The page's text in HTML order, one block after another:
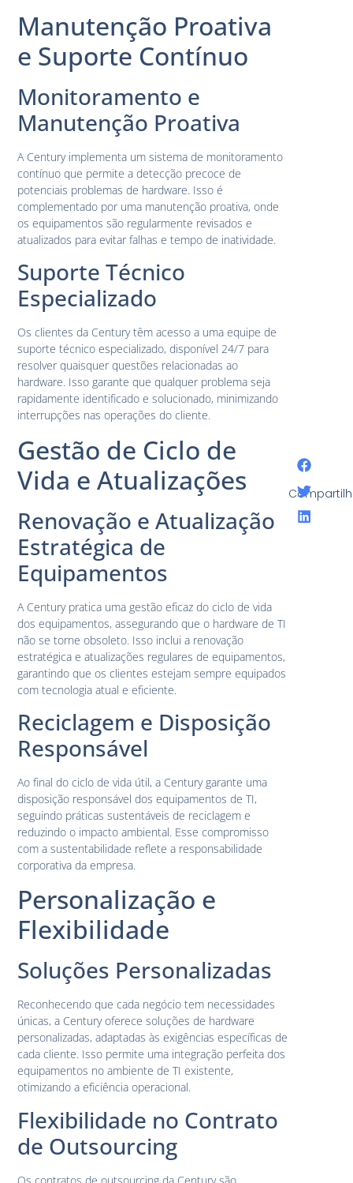
Manutenção Proativa
e Suporte Contínuo
Monitoramento e
Manutenção Proativa
A Century implementa um sistema de monitoramento
contínuo que permite a detecção precoce de
potenciais problemas de hardware. Isso é
complementado por uma manutenção proativa, onde
os equipamentos são regularmente revisados e
atualizados para evitar falhas e tempo de inatividade.
Suporte Técnico
Especializado
Os clientes da Century têm acesso a uma equipe de
suporte técnico especializado, disponível 24/7 para
resolver quaisquer questões relacionadas ao
hardware. Isso garante que qualquer problema seja
rapidamente identificado e solucionado, minimizando
interrupções nas operações do cliente.
Gestão de Ciclo de
Vida e Atualizações
Renovação e Atualização
Estratégica de
Equipamentos
A Century pratica uma gestão eficaz do ciclo de vida
dos equipamentos, assegurando que o hardware de TI
não se torne obsoleto. Isso inclui a renovação
estratégica e atualizações regulares de equipamentos,
garantindo que os clientes estejam sempre equipados
com tecnologia atual e eficiente.
Reciclagem e Disposição
Responsável
Ao final do ciclo de vida útil, a Century garante uma
disposição responsável dos equipamentos de TI,
seguindo práticas sustentáveis de reciclagem e
reduzindo o impacto ambiental. Esse compromisso
com a sustentabilidade reflete a responsabilidade
corporativa da empresa.
Personalização e
Flexibilidade
Soluções Personalizadas
Reconhecendo que cada negócio tem necessidades
únicas, a Century oferece soluções de hardware
personalizadas, adaptadas às exigências específicas de
cada cliente. Isso permite uma integração perfeita dos
equipamentos no ambiente de TI existente,
otimizando a eficiência operacional.
Flexibilidade no Contrato
de Outsourcing